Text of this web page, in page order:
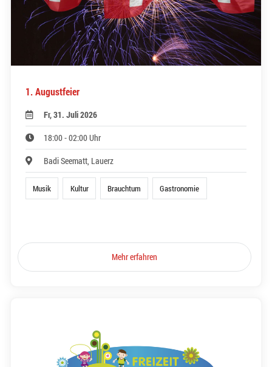
1. Augustfeier
Fr, 31. Juli 2026
18:00 - 02:00 Uhr
Badi Seematt, Lauerz
Musik Kultur Brauchtum Gastronomie
Mehr erfahren